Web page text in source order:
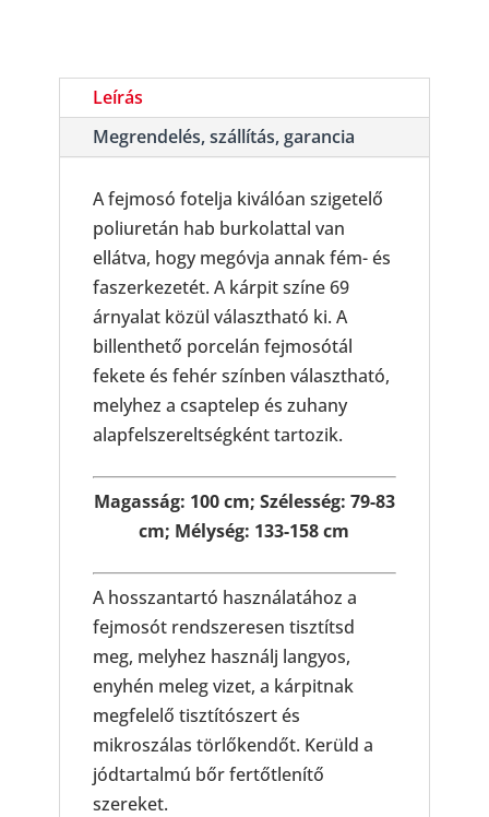
Leírás
Megrendelés, szállítás, garancia
A fejmosó fotelja kiválóan szigetelő
poliuretán hab burkolattal van
ellátva, hogy megóvja annak fém- és
faszerkezetét. A kárpit színe 69
árnyalat közül választható ki. A
billenthető porcelán fejmosótál
fekete és fehér színben választható,
melyhez a csaptelep és zuhany
alapfelszereltségként tartozik.
Magasság: 100 cm; Szélesség: 79-83
cm; Mélység: 133-158 cm
A hosszantartó használatához a
fejmosót rendszeresen tisztítsd
meg, melyhez használj langyos,
enyhén meleg vizet, a kárpitnak
megfelelő tisztítószert és
mikroszálas törlőkendőt. Kerüld a
jódtartalmú bőr fertőtlenítő
szereket.